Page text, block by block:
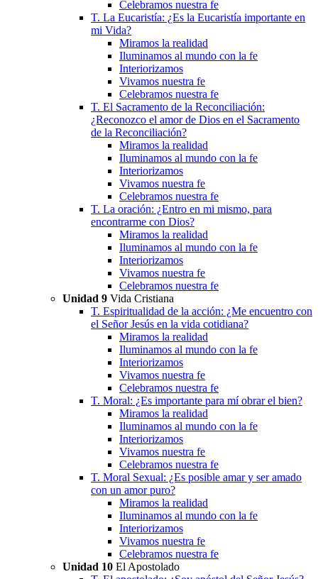
Celebramos nuestra fe
T. La Eucaristía: ¿Es la Eucaristía importante en
mi Vida?
Miramos la realidad
Iluminamos al mundo con la fe
Interiorizamos
Vivamos nuestra fe
Celebramos nuestra fe
T. El Sacramento de la Reconciliación:
¿Reconozco el amor de Dios en el Sacramento
de la Reconciliación?
Miramos la realidad
Iluminamos al mundo con la fe
Interiorizamos
Vivamos nuestra fe
Celebramos nuestra fe
T. La oración: ¿Entro en mi mismo, para
encontrarme con Dios?
Miramos la realidad
Iluminamos al mundo con la fe
Interiorizamos
Vivamos nuestra fe
Celebramos nuestra fe
Unidad 9 Vida Cristiana
T. Espiritualidad de la acción: ¿Me encuentro con
el Señor Jesús en la vida cotidiana?
Miramos la realidad
Iluminamos al mundo con la fe
Interiorizamos
Vivamos nuestra fe
Celebramos nuestra fe
T. Moral: ¿Es importante para mí obrar el bien?
Miramos la realidad
Iluminamos al mundo con la fe
Interiorizamos
Vivamos nuestra fe
Celebramos nuestra fe
T. Moral Sexual: ¿Es posible amar y ser amado
con un amor puro?
Miramos la realidad
Iluminamos al mundo con la fe
Interiorizamos
Vivamos nuestra fe
Celebramos nuestra fe
Unidad 10 El Apostolado